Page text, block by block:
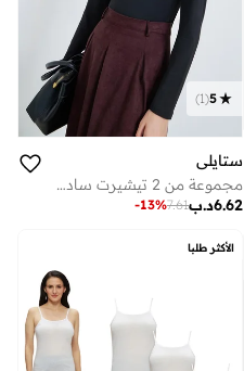
5
(
1
)
ستايلي
مجموعة من 2 تيشيرت سادة بياقة عالية
د.ب6.62
7.61
-13%
الأكثر طلبا